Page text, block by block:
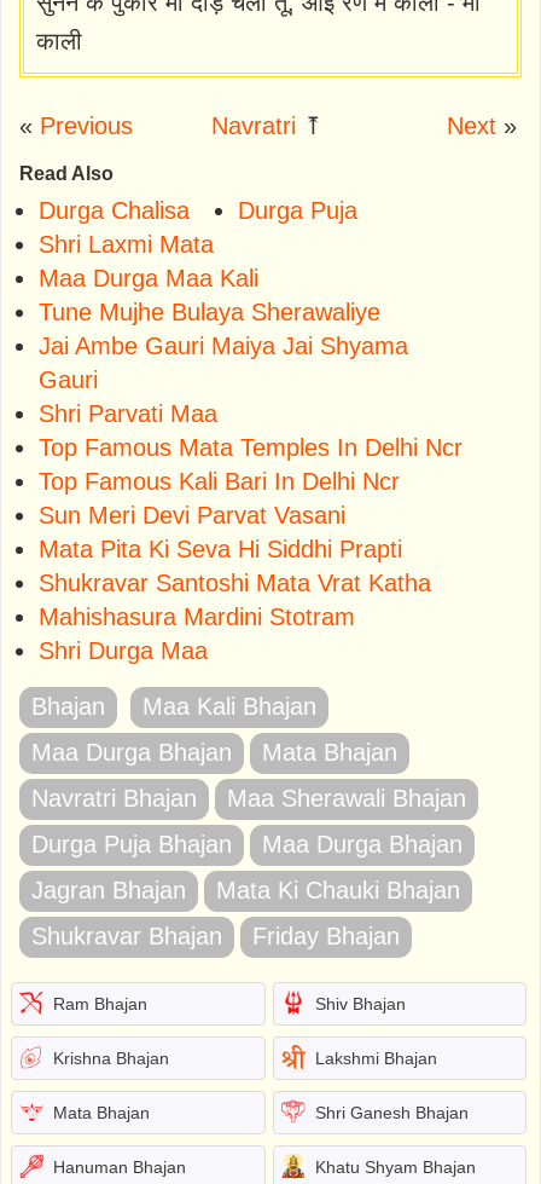
काली
« Previous Navratri ⤒ Next»
Read Also
Durga Chalisa
Durga Puja
Shri Laxmi Mata
Maa Durga Maa Kali
Tune Mujhe Bulaya Sherawaliye
Jai Ambe Gauri Maiya Jai Shyama
Gauri
Shri Parvati Maa
Top Famous Mata Temples In Delhi Ncr
Top Famous Kali Bari In Delhi Ncr
Sun Meri Devi Parvat Vasani
Mata Pita Ki Seva Hi Siddhi Prapti
Shukravar Santoshi Mata Vrat Katha
Mahishasura Mardini Stotram
Shri Durga Maa
Bhajan
Maa Kali Bhajan
Maa Durga Bhajan
Mata Bhajan
Navratri Bhajan
Maa Sherawali Bhajan
Durga Puja Bhajan
Maa Durga Bhajan
Jagran Bhajan
Mata Ki Chauki Bhajan
Shukravar Bhajan
Friday Bhajan
Ram Bhajan Shiv Bhajan
Krishna Bhajan Lakshmi Bhajan
Mata Bhajan Shri Ganesh Bhajan
Hanuman Bhajan Khatu Shyam Bhajan